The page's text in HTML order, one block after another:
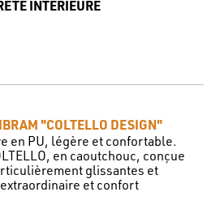
INTÉRIEURE
"COLTELLO DESIGN"
en PU, légère et confortable.
en caoutchouc, conçue
glissantes et
et confort